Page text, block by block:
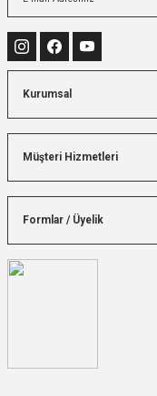
Kurumsal
Müşteri Hizmetleri
Formlar / Üyelik